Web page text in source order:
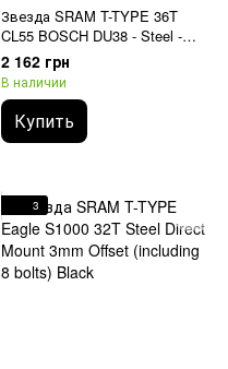
Звезда SRAM T-TYPE 36T
CL55 BOSCH DU38 - Steel -
Direct Mount
2 162 грн
В наличии
Купить
3